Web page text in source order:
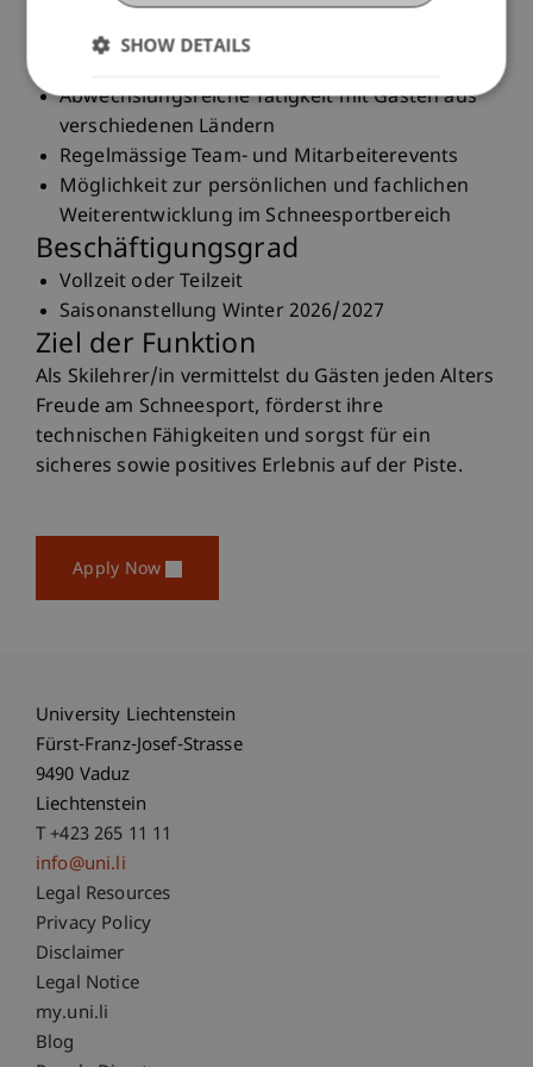
Attraktives Arbeitsumfeld in einem beliebten
Abwechslungsreiche Tätigkeit mit Gästen aus
verschiedenen Ländern
Regelmässige Team- und Mitarbeiterevents
Möglichkeit zur persönlichen und fachlichen
Weiterentwicklung im Schneesportbereich
Beschäftigungsgrad
Vollzeit oder Teilzeit
Saisonanstellung Winter 2026/2027
Ziel der Funktion
Als Skilehrer/in vermittelst du Gästen jeden Alters
Freude am Schneesport, förderst ihre
technischen Fähigkeiten und sorgst für ein
sicheres sowie positives Erlebnis auf der Piste.
Apply Now
University Liechtenstein
Fürst-Franz-Josef-Strasse
9490 Vaduz
Liechtenstein
T +423 265 11 11
info@uni.li
Fußzeile Rechtliche Hinweise
Legal Resources
Privacy Policy
Disclaimer
Legal Notice
Fußzeile Subdomain-Verzeichnis
my.uni.li
Blog
SHOW DETAILS